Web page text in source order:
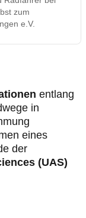
zum
e.V.
entlang
in
eines
der
(UAS)